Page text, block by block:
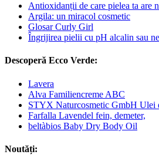
Antioxidanții de care pielea ta are
Argila: un miracol cosmetic
Glosar Curly Girl
Îngrijirea pielii cu pH alcalin sau
Descoperă Ecco Verde:
Lavera
Alva Familiencreme ABC
STYX Naturcosmetic GmbH Ulei
Farfalla Lavendel fein, demeter,
beltàbios Baby Dry Body Oil
Noutăți: